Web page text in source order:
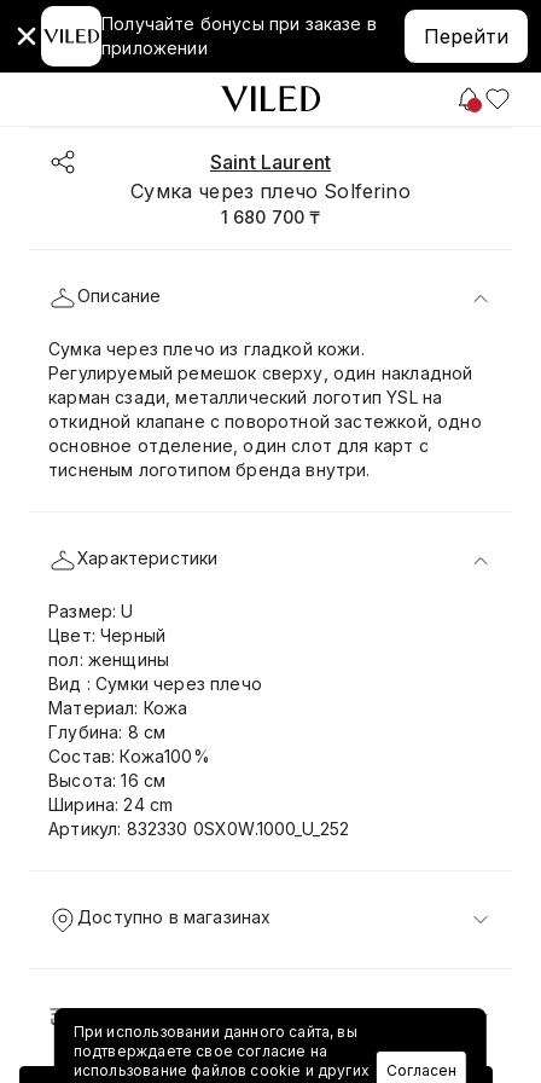
Получайте бонусы при заказе в
приложении
Перейти
Saint Laurent
Сумка через плечо Solferino
1 680 700 ₸
Описание
Сумка через плечо из гладкой кожи.
Регулируемый ремешок сверху, один накладной
карман сзади, металлический логотип YSL на
откидной клапане с поворотной застежкой, одно
основное отделение, один слот для карт с
тисненым логотипом бренда внутри.
Характеристики
Размер: U
Цвет: Черный
пол: женщины
Вид : Сумки через плечо
Материал: Кожа
Глубина: 8 см
Состав: Кожа100%
Высота: 16 см
Ширина: 24 cm
Артикул: 832330 0SX0W.1000_U_252
Доступно в магазинах
Доставка и возврат
При использовании данного сайта, вы
подтверждаете свое согласие на
использование файлов cookie и других
Согласен